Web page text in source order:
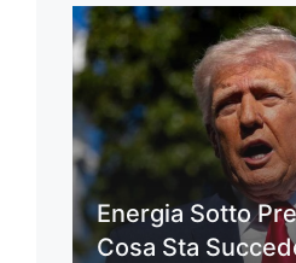
Energia Sotto
Cosa Sta